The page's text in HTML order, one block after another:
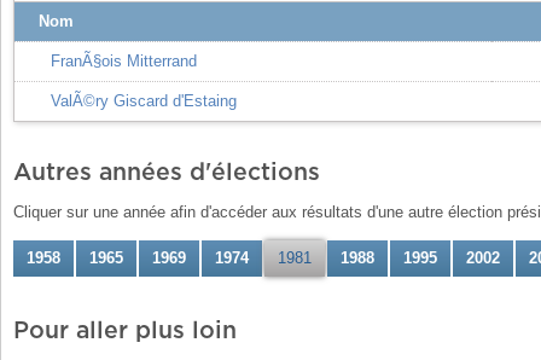
Nom
FranÃ§ois Mitterrand
ValÃ©ry Giscard d'Estaing
Autres années d'élections
Cliquer sur une année afin d'accéder aux résultats d'une autre élection
1958 1965 1969 1974 1981 1988 1995 2002
Pour aller plus loin